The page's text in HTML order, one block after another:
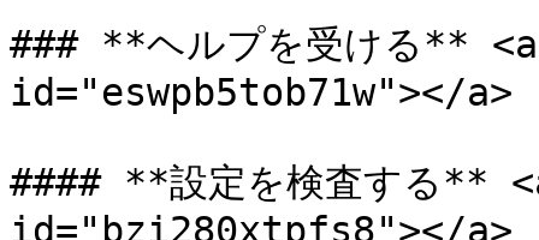
### **ヘルプを受ける**
id="eswpb5tob71w"></a>
#### **設定を検査する
id="bzi280xtpfs8"></a>